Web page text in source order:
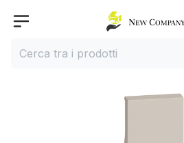
Open menu
Home page
Cerca